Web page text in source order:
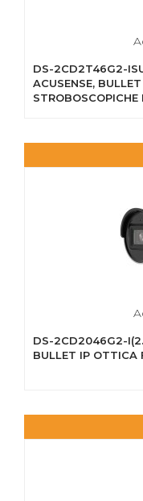
DS-2CD2T46G2-
ACUSENSE,
STROBOSCOPICHE
DS-2CD2046G2-
BULLET IP OTTICA